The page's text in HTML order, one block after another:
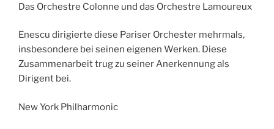
Das Orchestre Colonne und das Orchestre Lamoureux
Enescu dirigierte diese Pariser Orchester mehrmals,
insbesondere bei seinen eigenen Werken. Diese
Zusammenarbeit trug zu seiner Anerkennung als
Dirigent bei.
New York Philharmonic